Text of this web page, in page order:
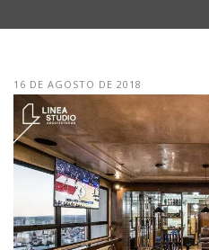
16 DE AGOSTO DE 2018